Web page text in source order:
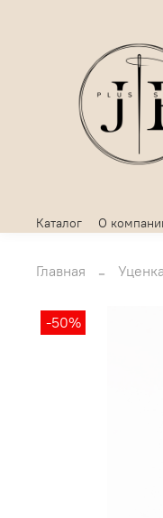
Каталог О
Главная Уценка
-50%